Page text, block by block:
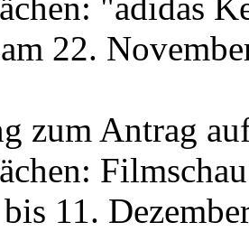
22.
zum Antrag
11.